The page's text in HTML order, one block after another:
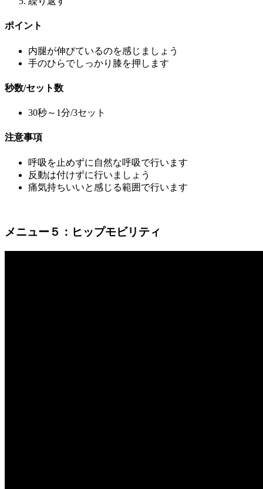
ポイント
内腿が伸びているのを感じましょう
手のひらでしっかり膝を押します
秒数/セット数
30秒～1分/3セット
注意事項
呼吸を止めずに自然な呼吸で行います
反動は付けずに行いましょう
痛気持ちいいと感じる範囲で行います
メニュー５： ヒップモビリティ